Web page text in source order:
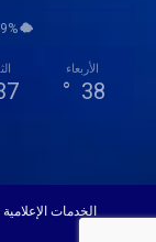
الأربعاء
38
°
الخدمات الإعلامية